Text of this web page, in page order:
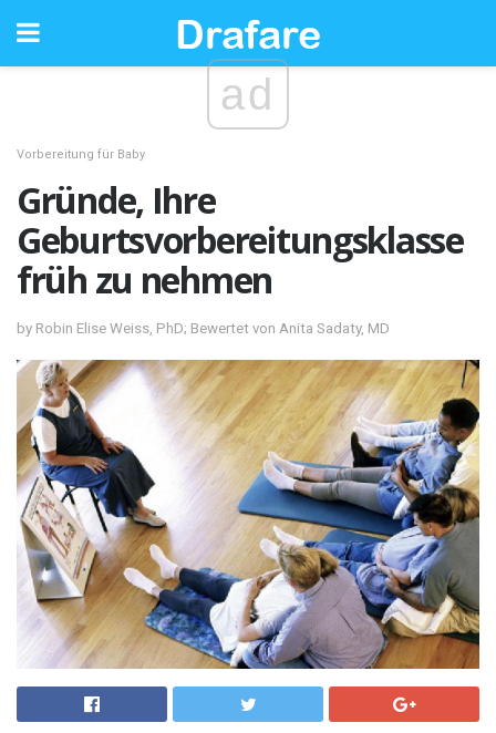
ad
Vorbereitung für Baby
Gründe, Ihre
Geburtsvorbereitungsklasse
früh zu nehmen
by Robin Elise Weiss, PhD; Bewertet von Anita Sadaty, MD